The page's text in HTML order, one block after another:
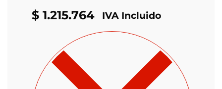
$ 1.215.764 IVA Incluido